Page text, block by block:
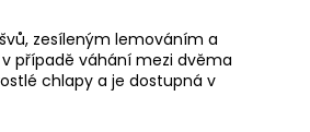
zesíleným lemováním a
případě váhání mezi dvěma
chlapy a je dostupná v